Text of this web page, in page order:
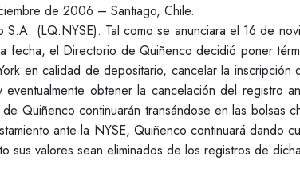
de 2006 – Santiago, Chile.
S.A. (LQ:NYSE). Tal como se anunciara el 16 de
fecha, el Directorio de Quiñenco decidió poner
en calidad de depositario, cancelar la
eventualmente obtener la cancelación del registro
Quiñenco continuarán transándose en las bolsas
ante la NYSE, Quiñenco continuará dando
sus valores sean eliminados de los registros de